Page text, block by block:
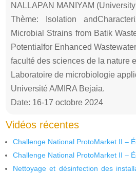
NALLAPAN MANIYAM
Thème: Isolation
Microbial Strains from Batik
Potentialfor Enhanced
faculté des sciences de la nature
Laboratoire de microbiologie
Université A/MIRA Bejaia.
Date: 16-17 octobre 2024
Vidéos récentes
Challenge National ProtoMarket II –
Challenge National ProtoMarket II –
Nettoyage et désinfection des